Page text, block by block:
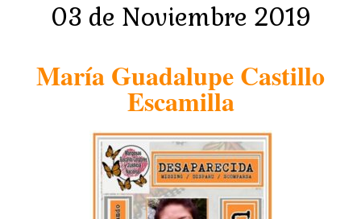
03 de Noviembre 2019
María Guadalupe Castillo
Escamilla